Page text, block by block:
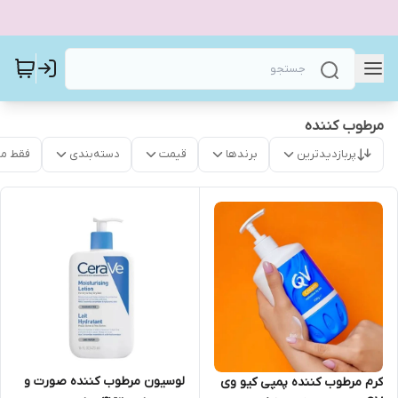
مرطوب کننده
پربازدیدترین برندها قیمت دسته‌بندی فقط
کرم مرطوب کننده پمپی کیو وی
لوسیون مرطوب کننده صورت و